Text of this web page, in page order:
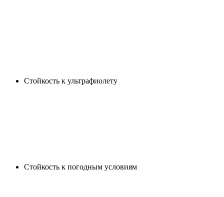
Стойкость к ультрафиолету
Cтойкость к погодным условиям